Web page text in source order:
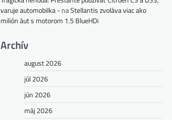
varuje automobilka -naStellantis zvoláva viac ako
milión áut s motorom 1.5 BlueHDi
Archív
august 2026
júl 2026
jún 2026
máj 2026